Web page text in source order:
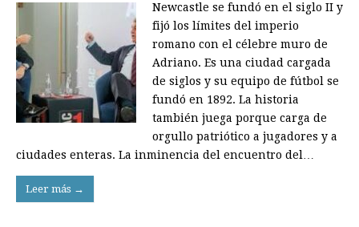
Newcastle se fundó en el siglo II y
fijó los límites del imperio
romano con el célebre muro de
Adriano. Es una ciudad cargada
de siglos y su equipo de fútbol se
fundó en 1892. La historia
también juega porque carga de
orgullo patriótico a jugadores y a
ciudades enteras. La inminencia del encuentro del…
Leer más →